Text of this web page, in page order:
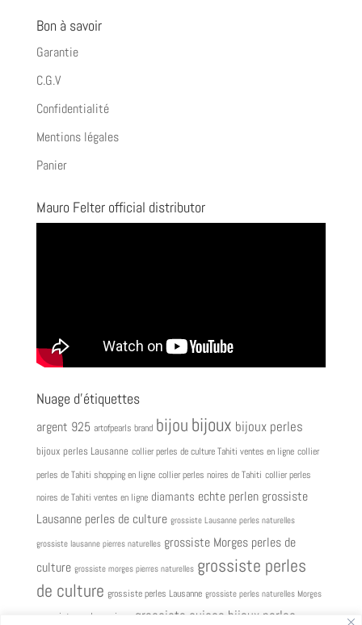
Bon à savoir
Garantie
C.G.V
Confidentialité
Mentions légales
Panier
Mauro Felter official distributor
Nuage d’étiquettes
argent 925 artofpearls brand bijou bijoux bijoux perles
bijoux perles Lausanne collier perles de culture Tahiti ventes en ligne collier
perles de Tahiti shopping en ligne collier perles noires de Tahiti collier perles
noires de Tahiti ventes en ligne diamants echte perlen grossiste
Lausanne perles de culture grossiste Lausanne perles naturelles
grossiste lausanne pierres naturelles grossiste Morges perles de
culture grossiste morges pierres naturelles grossiste perles
de culture grossiste perles Lausanne grossiste perles naturelles Morges
grossiste perles suisse grossiste suisse bijoux perles